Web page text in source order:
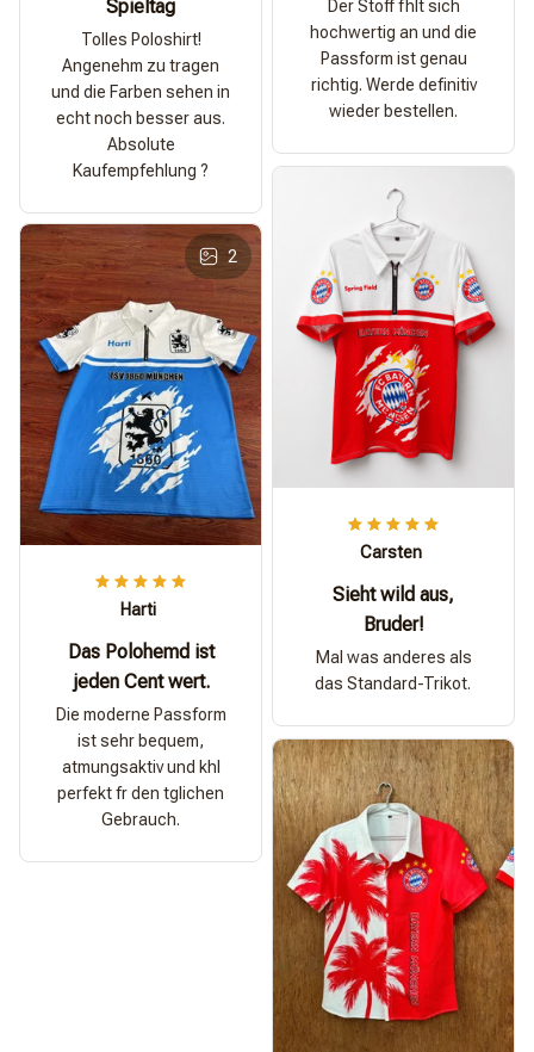
Spieltag
Tolles Poloshirt!
Angenehm zu tragen
und die Farben sehen in
echt noch besser aus.
Absolute
Kaufempfehlung ?
Der Stoff fhlt sich
hochwertig an und die
Passform ist genau
richtig. Werde definitiv
wieder bestellen.
Carsten
Sieht wild aus,
Bruder!
Mal was anderes als
das Standard-Trikot.
2
Harti
Das Polohemd ist
jeden Cent wert.
Die moderne Passform
ist sehr bequem,
atmungsaktiv und khl
perfekt fr den tglichen
Gebrauch.